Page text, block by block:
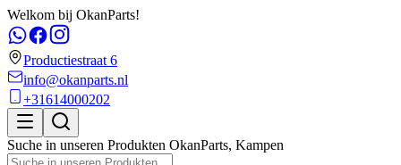
Welkom bij OkanParts!
Productiestraat 6
info@okanparts.nl
+31614000202
Suche in unseren Produkten OkanParts, Kampen